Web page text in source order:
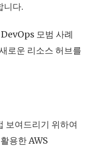
니다.
모범 사례
로운 리소스 허브를
보여드리기 위하여
용한 AWS